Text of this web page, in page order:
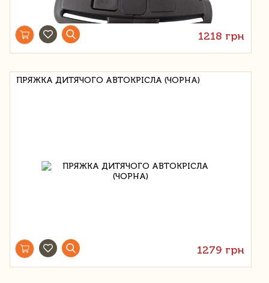
1218 грн
ПРЯЖКА ДИТЯЧОГО АВТОКРІСЛА (ЧОРНА)
1279 грн